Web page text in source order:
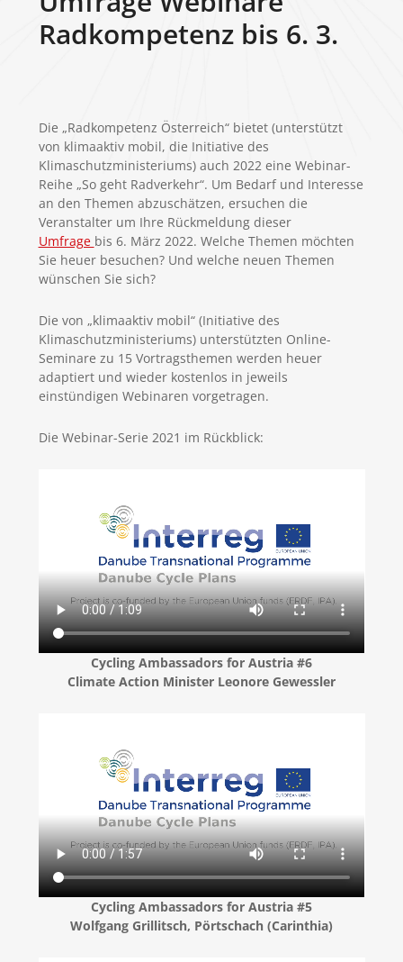
Radkompetenz bis 6. 3.
Die „Radkompetenz Österreich“ bietet (unterstützt
von klimaaktiv mobil, die Initiative des
Klimaschutzministeriums) auch 2022 eine Webinar-
Reihe „So geht Radverkehr“. Um Bedarf und Interesse
an den Themen abzuschätzen, ersuchen die
Veranstalter um Ihre Rückmeldung dieser
Umfrage bis 6. März 2022. Welche Themen möchten
Sie heuer besuchen? Und welche neuen Themen
wünschen Sie sich?
Die von „klimaaktiv mobil“ (Initiative des
Klimaschutzministeriums) unterstützten Online-
Seminare zu 15 Vortragsthemen werden heuer
adaptiert und wieder kostenlos in jeweils
einstündigen Webinaren vorgetragen.
Die Webinar-Serie 2021 im Rückblick:
Cycling Ambassadors for Austria #6
Climate Action Minister Leonore Gewessler
Cycling Ambassadors for Austria #5
Wolfgang Grillitsch, Pörtschach (Carinthia)